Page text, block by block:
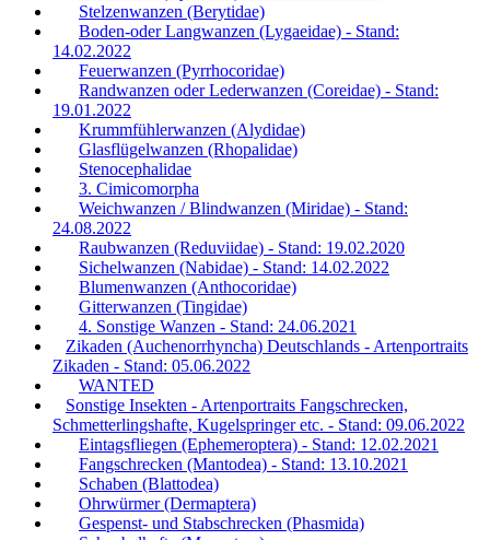
Stelzenwanzen (Berytidae)
Boden-oder Langwanzen (Lygaeidae) - Stand:
14.02.2022
Feuerwanzen (Pyrrhocoridae)
Randwanzen oder Lederwanzen (Coreidae) - Stand:
19.01.2022
Krummfühlerwanzen (Alydidae)
Glasflügelwanzen (Rhopalidae)
Stenocephalidae
3. Cimicomorpha
Weichwanzen / Blindwanzen (Miridae) - Stand:
24.08.2022
Raubwanzen (Reduviidae) - Stand: 19.02.2020
Sichelwanzen (Nabidae) - Stand: 14.02.2022
Blumenwanzen (Anthocoridae)
Gitterwanzen (Tingidae)
4. Sonstige Wanzen - Stand: 24.06.2021
Zikaden (Auchenorrhyncha) Deutschlands - Artenportraits
Zikaden - Stand: 05.06.2022
WANTED
Sonstige Insekten - Artenportraits Fangschrecken,
Schmetterlingshafte, Kugelspringer etc. - Stand: 09.06.2022
Eintagsfliegen (Ephemeroptera) - Stand: 12.02.2021
Fangschrecken (Mantodea) - Stand: 13.10.2021
Schaben (Blattodea)
Ohrwürmer (Dermaptera)
Gespenst- und Stabschrecken (Phasmida)